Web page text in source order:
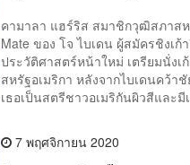
คามาลา แฮร์ริส สมาชิกวุฒิสภาสห
Mate ของ โจ ไบเดน ผู้สมัครชิงเ
ประวัติศาสตร์หน้าใหม่ เตรียมนั่ง
สหรัฐอเมริกา หลังจากไบเดนคว้
เธอเป็นสตรีชาวอเมริกันผิวสีและมี
7 พฤศจิกายน 2020